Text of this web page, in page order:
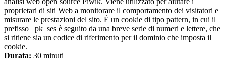
proprietari di siti Web a monitorare il comportamento dei visitatori e
misurare le prestazioni del sito. È un cookie di tipo pattern, in cui il
prefisso _pk_ses è seguito da una breve serie di numeri e lettere, che
si ritiene sia un codice di riferimento per il dominio che imposta il
cookie.
Durata: 30 minuti